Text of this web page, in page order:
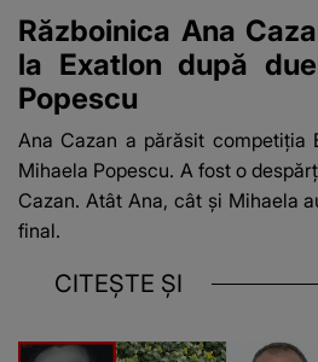
Războinica Ana
la Exatlon după
Popescu
Ana Cazan a părăsit competiția
Mihaela Popescu. A fost o
Cazan. Atât Ana, cât și Mihaela
final.
CITEȘTE ȘI